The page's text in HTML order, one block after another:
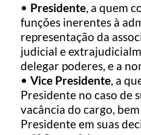
Presidente, a quem
funções inerentes à
representação da
judicial e
delegar poderes, e a
Vice Presidente, a
Presidente no caso de
vacância do cargo,
Presidente em suas